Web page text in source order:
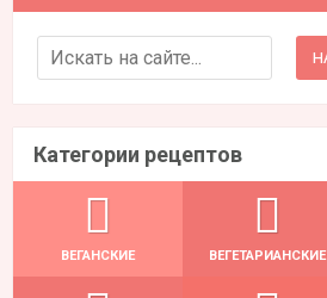
Search for:
Категории рецептов
ВЕГАНСКИЕ ВЕГЕТАРИАНСКИЕ